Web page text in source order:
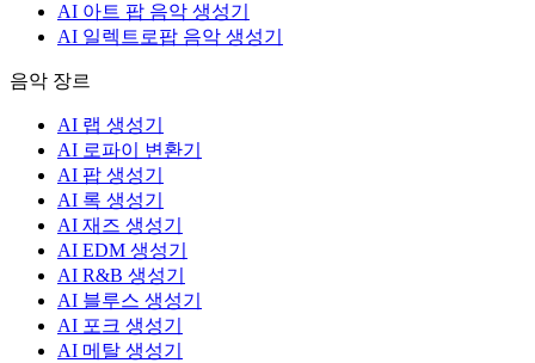
AI 아트 팝 음악 생성기
AI 일렉트로팝 음악 생성기
음악 장르
AI 랩 생성기
AI 로파이 변환기
AI 팝 생성기
AI 록 생성기
AI 재즈 생성기
AI EDM 생성기
AI R&B 생성기
AI 블루스 생성기
AI 포크 생성기
AI 메탈 생성기